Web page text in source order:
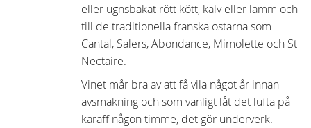
eller ugnsbakat rött kött, kalv eller lamm och
till de traditionella franska ostarna som
Cantal, Salers, Abondance, Mimolette och St
Nectaire.
Vinet mår bra av att få vila något år innan
avsmakning och som vanligt låt det lufta på
karaff någon timme, det gör underverk.